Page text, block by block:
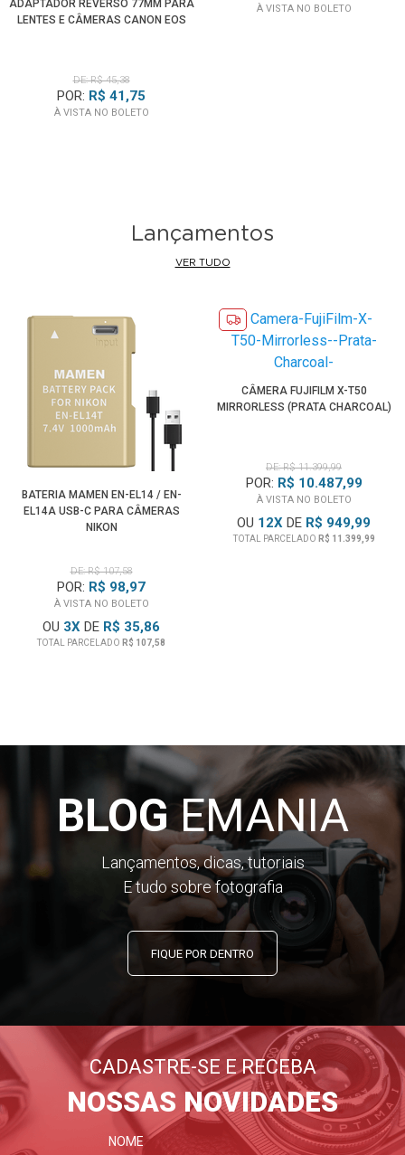
ADAPTADOR REVERSO 77MM PARA
LENTES E CÂMERAS CANON EOS
DE: R$ 45,38
POR: R$ 41,75
À VISTA NO BOLETO
À VISTA NO BOLETO
Lançamentos
VER TUDO
BATERIA MAMEN EN-EL14 / EN-
EL14A USB-C PARA CÂMERAS
NIKON
DE: R$ 107,58
POR: R$ 98,97
À VISTA NO BOLETO
OU 3X DE R$ 35,86
TOTAL PARCELADO R$ 107,58
CÂMERA FUJIFILM X-T50
MIRRORLESS (PRATA CHARCOAL)
DE: R$ 11.399,99
POR: R$ 10.487,99
À VISTA NO BOLETO
OU 12X DE R$ 949,99
TOTAL PARCELADO R$ 11.399,99
BLOGEMANIA
Lançamentos, dicas, tutoriais
E tudo sobre fotografia
FIQUE POR DENTRO
CADASTRE-SE E RECEBA
NOSSAS NOVIDADES